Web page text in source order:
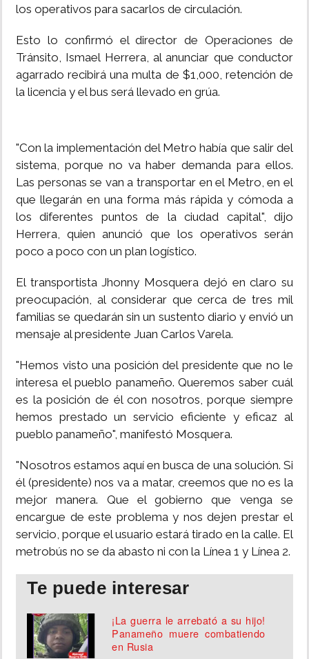
los operativos para sacarlos de circulación.
Esto lo confirmó el director de Operaciones de
Tránsito, Ismael Herrera, al anunciar que conductor
agarrado recibirá una multa de $1,000, retención de
la licencia y el bus será llevado en grúa.
"Con la implementación del Metro había que salir del
sistema, porque no va haber demanda para ellos.
Las personas se van a transportar en el Metro, en el
que llegarán en una forma más rápida y cómoda a
los diferentes puntos de la ciudad capital", dijo
Herrera, quien anunció que los operativos serán
poco a poco con un plan logístico.
El transportista Jhonny Mosquera dejó en claro su
preocupación, al considerar que cerca de tres mil
familias se quedarán sin un sustento diario y envió un
mensaje al presidente Juan Carlos Varela.
"Hemos visto una posición del presidente que no le
interesa el pueblo panameño. Queremos saber cuál
es la posición de él con nosotros, porque siempre
hemos prestado un servicio eficiente y eficaz al
pueblo panameño", manifestó Mosquera.
"Nosotros estamos aquí en busca de una solución. Si
él (presidente) nos va a matar, creemos que no es la
mejor manera. Que el gobierno que venga se
encargue de este problema y nos dejen prestar el
servicio, porque el usuario estará tirado en la calle. El
metrobús no se da abasto ni con la Línea 1 y Línea 2.
Te puede interesar
¡La guerra le arrebató a su hijo!
Panameño muere combatiendo
en Rusia